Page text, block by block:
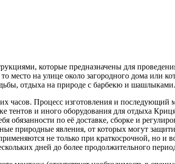
которые предназначены для
место на улице около загородного дома или
отдыха на природе с барбекю и шашлыками.
часов. Процесс изготовления и
и иного оборудования для отдыха
по её доставке, сборке и
природные явления, от которых могут
не только при краткосрочной, но и
дней до более продолжительного